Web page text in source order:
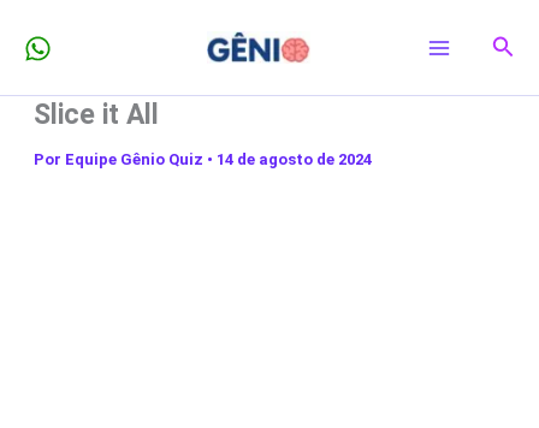
para
conteúdo
Slice it All
Por Equipe Gênio Quiz • 14 de agosto de 2024